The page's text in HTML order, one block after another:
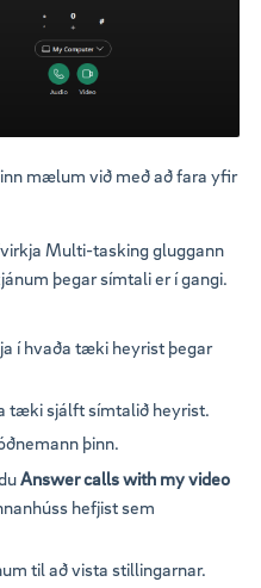
mælum við með að fara yfir
Multi-tasking gluggann
þegar símtali er í gangi.
í hvaða tæki heyrist þegar
tæki sjálft símtalið heyrist.
þinn.
Answer calls with my video
hefjist sem
til að vista stillingarnar.